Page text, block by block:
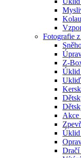
Fotografie
Z-
Úklid
Akce
Úklid
Dračí